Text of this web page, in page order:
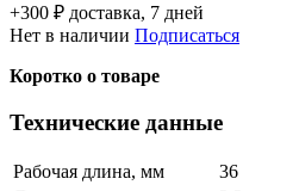
+300 ₽ доставка, 7 дней
Нет в наличии Подписаться
Коротко о товаре
Технические данные
Рабочая длина, мм
36